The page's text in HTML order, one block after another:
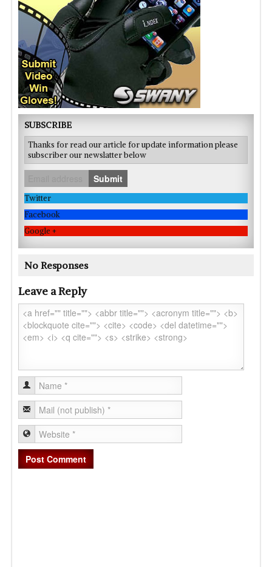
SUBSCRIBE
Thanks for read our article for update information please
subscriber our newslatter below
Submit
Twitter
Facebook
Google +
No Responses
Leave a Reply